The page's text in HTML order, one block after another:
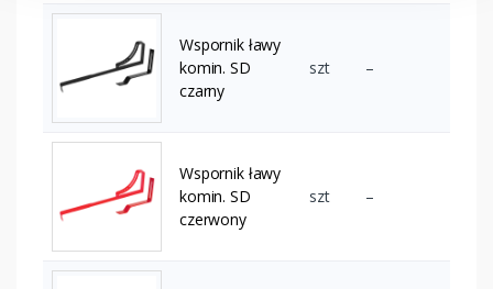
Wspornik ławy
komin. SD
czarny
szt –
Wspornik ławy
komin. SD
czerwony
szt –